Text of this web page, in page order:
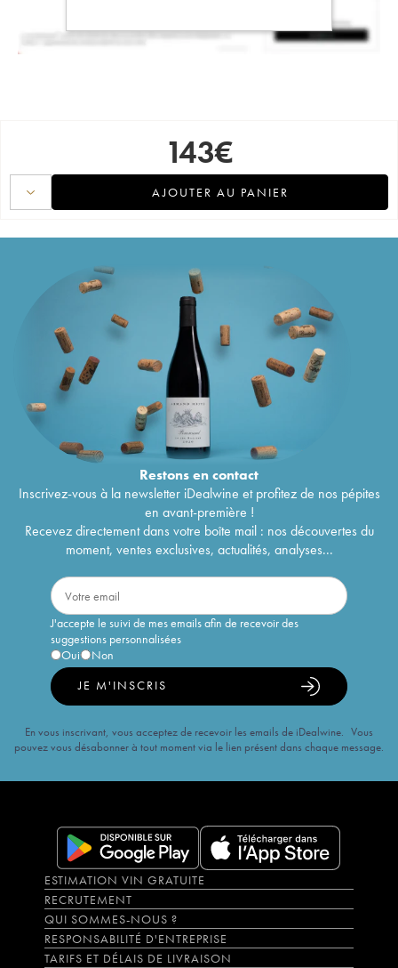
143€
AJOUTER AU PANIER
Restons encontact
Inscrivez-vous à la newsletter iDealwine et profitez de nos pépites
en avant-première !
Recevez directement dans votre boîte mail : nos découvertes du
moment, ventes exclusives, actualités, analyses...
J'accepte le suivi de mes emails afin de recevoir des
suggestions personnalisées
Oui
Non
JE M'INSCRIS
En vous inscrivant, vous acceptez de recevoir les emails de iDealwine. Vous
pouvez vous désabonner à tout moment via le lien présent dans chaque message.
ESTIMATION VIN GRATUITE
RECRUTEMENT
QUI SOMMES-NOUS ?
RESPONSABILITÉ D'ENTREPRISE
TARIFS ET DÉLAIS DE LIVRAISON